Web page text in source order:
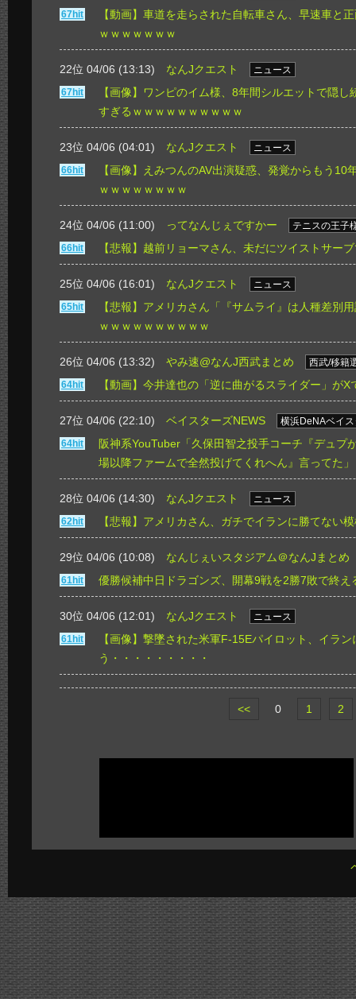
67hit
【動画】車道を走らされた自転車さん、早速車と
ｗｗｗｗｗｗｗ
22位 04/06 (13:13) なんJクエスト
ニュース
67hit
【画像】ワンピのイム様、8年間シルエットで隠
すぎるｗｗｗｗｗｗｗｗｗｗ
23位 04/06 (04:01) なんJクエスト
ニュース
66hit
【画像】えみつんのAV出演疑惑、発覚からもう10
ｗｗｗｗｗｗｗｗ
24位 04/06 (11:00) ってなんじぇですかー
テニスの王子
66hit
【悲報】越前リョーマさん、未だにツイストサー
25位 04/06 (16:01) なんJクエスト
ニュース
65hit
【悲報】アメリカさん「『サムライ』は人種差別
ｗｗｗｗｗｗｗｗｗｗ
26位 04/06 (13:32) やみ速@なんJ西武まとめ
西武/移籍
64hit
【動画】今井達也の「逆に曲がるスライダー」がX
27位 04/06 (22:10) ベイスターズNEWS
横浜DeNAベイ
64hit
阪神系YouTuber「久保田智之投手コーチ『デュプ
場以降ファームで全然投げてくれへん』言ってた」
28位 04/06 (14:30) なんJクエスト
ニュース
62hit
【悲報】アメリカさん、ガチでイランに勝てない
29位 04/06 (10:08) なんじぇいスタジアム＠なんJまとめ
61hit 優勝候補中日ドラゴンズ、開幕9戦を2勝7敗で終え
30位 04/06 (12:01) なんJクエスト
ニュース
61hit
【画像】撃墜された米軍F-15Eパイロット、イラ
う・・・・・・・・・
<< 0 1 2